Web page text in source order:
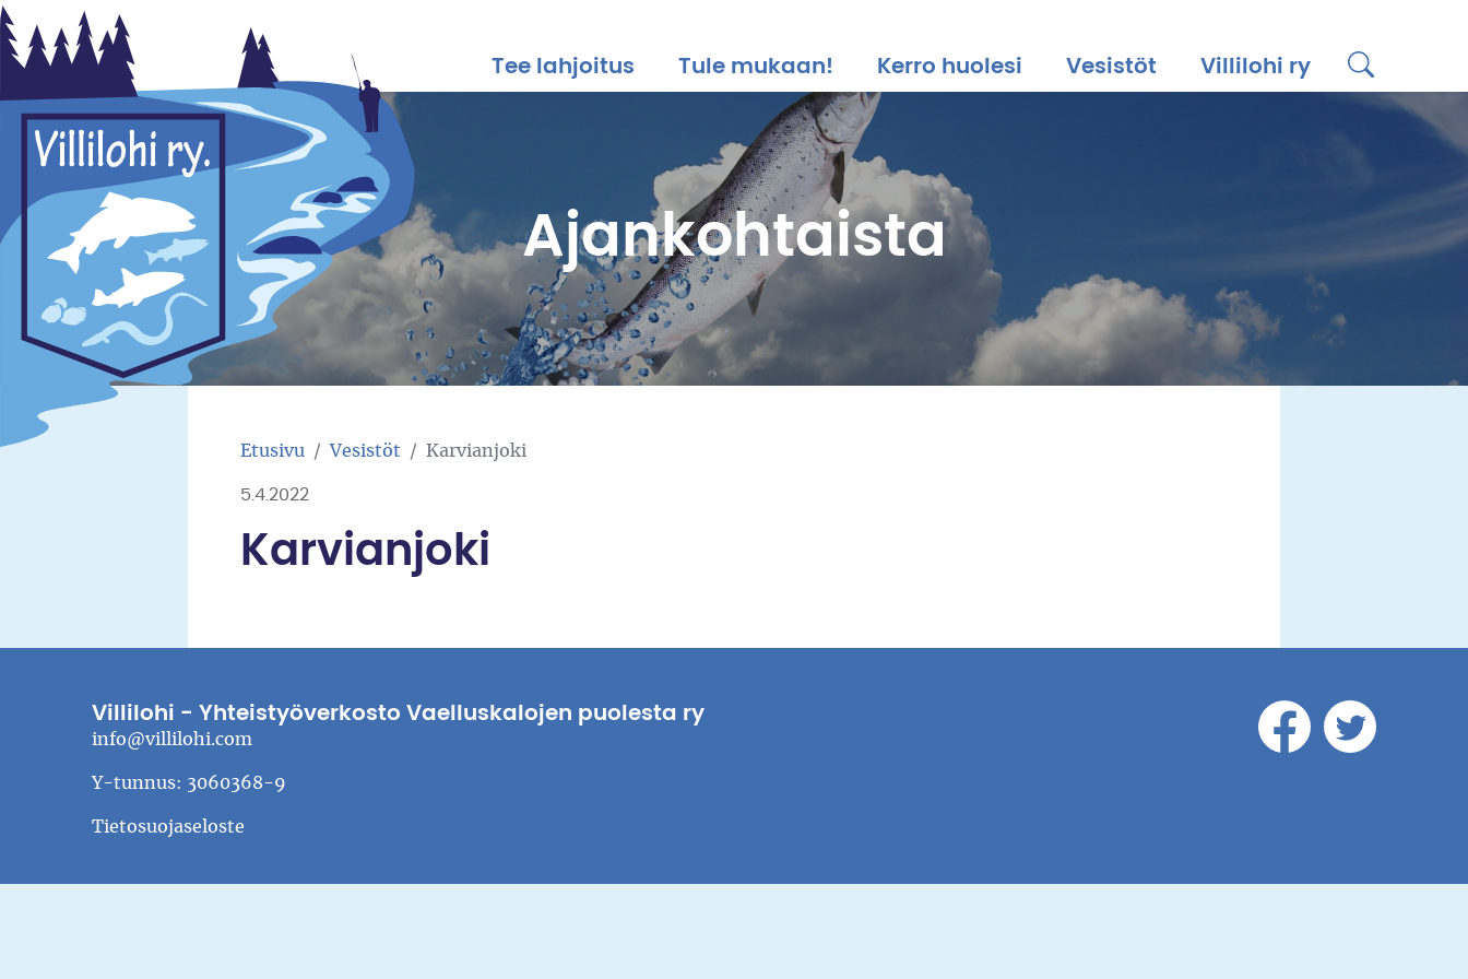
Villilohi
Tee lahjoitus Tule mukaan! Kerro huolesi Vesistöt
Villilohi ry
Haku
Ajankohtaista
Etusivu Vesistöt Karvianjoki
5.4.2022
Karvianjoki
Villilohi - Yhteistyöverkosto Vaelluskalojen puolesta ry
info@villilohi.com
Y-tunnus: 3060368-9
Tietosuojaseloste